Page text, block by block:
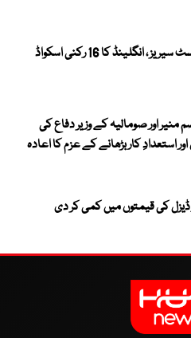
پاکستان کیخلاف ٹیسٹ سیریز ، انگلینڈ کا 16 رکنی اسکواڈ
اور صومالیہ کے وزیر دفاع کی
استعدادِ کار بڑھانے کے عزم کا اعادہ
ڈیزل کی قیمتوں میں کمی کر دی